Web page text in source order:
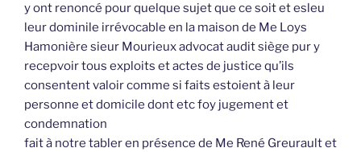
y ont renoncé pour quelque sujet que ce soit et esleu
leur dominile irrévocable en la maison de Me Loys
Hamonière sieur Mourieux advocat audit siège pur y
recepvoir tous exploits et actes de justice qu’ils
consentent valoir comme si faits estoient à leur
personne et domicile dont etc foy jugement et
condemnation
fait à notre tabler en présence de Me René Greurault et